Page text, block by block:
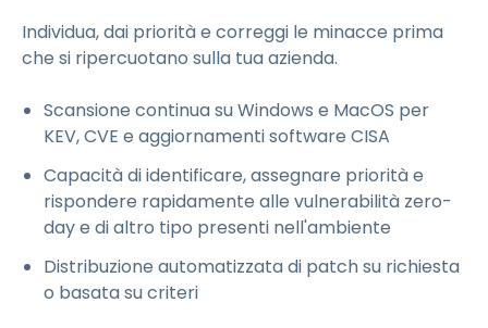
Individua, dai priorità e correggi le minacce prima
che si ripercuotano sulla tua azienda.
Scansione continua su Windows e MacOS per
KEV, CVE e aggiornamenti software CISA
Capacità di identificare, assegnare priorità e
rispondere rapidamente alle vulnerabilità zero-
day e di altro tipo presenti nell'ambiente
Distribuzione automatizzata di patch su richiesta
o basata su criteri